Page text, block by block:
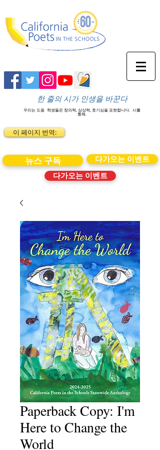
한 줄의 시가 인생을 바꾼다
우리는 도움 학생들은 창의력, 상상력, 호기심을 표현합니다. 시를
통해.
이 페이지 번역:
뉴스 구독
다가오는 이벤트
다가오는 이벤트
Paperback Copy: I'm
Here to Change the
World